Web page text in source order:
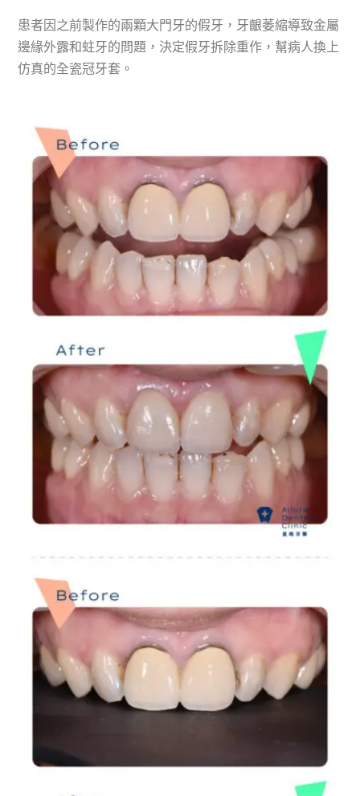
患者因之前製作的兩顆大門牙的假牙，牙齦萎縮導致金屬
邊緣外露和蛀牙的問題，決定假牙拆除重作，幫病人換上
仿真的全瓷冠牙套。